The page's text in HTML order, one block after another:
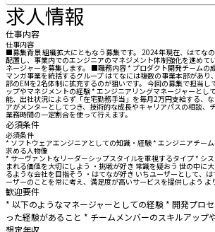
求人情報
仕事内容
仕事内容
■募集背景 組織拡大にともなう募集です。 2024年現在、はてな
配置し、事業内でのエンジニアのマネジメント体制強化を進め
ネージャーを募集します。 ■職務内容 * プロダクト開発チーム
マンガ事業を統括するグループ はてなには複数の事業本部があ
部のEMを2名体制に拡充するのが狙いです。 今回の募集で担当
ップやマネジメントの経験 * エンジニアリングマネージャーと
能、出社状況によらず「在宅勤務手当」を毎月2万円支給する、
アがメンターとしてつき、技術的な成長やキャリアパスの相談
業務時間の一定割合を使って行えます。
必須条件
必須条件
* ソフトウェアエンジニアとしての知識・経験 * エンジニアチー
求める人物像
* サーヴァントなリーダーシップスタイルを重視するタイプ * シ
まれる価値を大切にしよう ・挑戦が好き 常識を疑おう 世の中
るような会社を目指そう ・はてなが好き いちユーザーとして、
ーザーのことを常に考え、満足度が高いサービスを提供しよう
歓迎要件
* 以下のようなマネージャーとしての経験 * 開発プロ
った経験があること * チームメンバーのスキルアッ
想定年収